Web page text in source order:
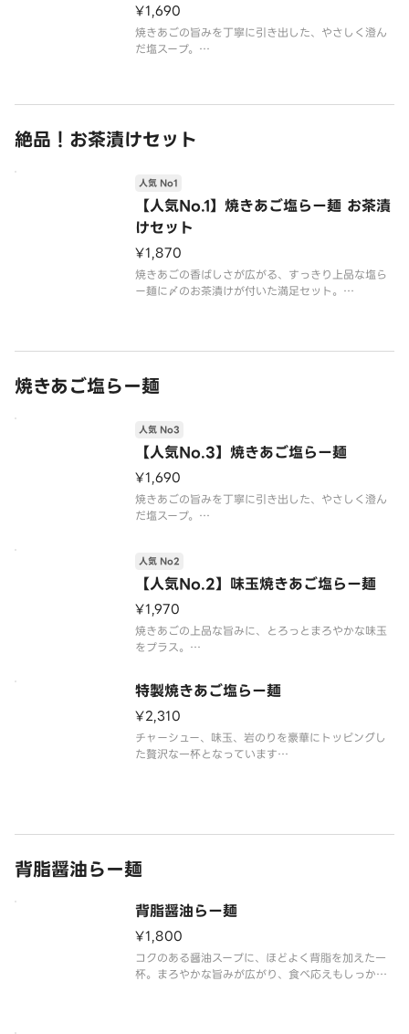
ています。
¥1,690
焼きあごの旨みを丁寧に引き出した、やさしく澄ん
だ塩スープ。
※デリバリーでもおいしくいただける太麺を使用し
ています。
絶品！お茶漬けセット
【人気No.1】焼きあご塩らー麺 お茶漬
けセット
人気 No1
¥1,870
焼きあごの香ばしさが広がる、すっきり上品な塩ら
ー麺に〆のお茶漬けが付いた満足セット。
す。
※デリバリーでもおいしくいただける太麺を使用し
ています。
焼きあご塩らー麺
【人気No.3】焼きあご塩らー麺
人気 No3
¥1,690
焼きあごの旨みを丁寧に引き出した、やさしく澄ん
だ塩スープ。
※こちらの商品は、レンジで加熱が必要な商品で
す。
ています。
【人気No.2】味玉焼きあご塩らー麺
人気 No2
¥1,970
焼きあごの上品な旨みに、とろっとまろやかな味玉
をプラス。
み合わせです。
※こちらの商品は、レンジで加熱が必要な商品で
す。
※デリバリーでもおいしくいただける太麺を使用し
ています。
特製焼きあご塩らー麺
¥2,310
チャーシュー、味玉、岩のりを豪華にトッピングし
た贅沢な一杯となっています
ています。
背脂醤油らー麺
背脂醤油らー麺
¥1,800
コクのある醤油スープに、ほどよく背脂を加えた一
杯。まろやかな旨みが広がり、食べ応えもしっかり